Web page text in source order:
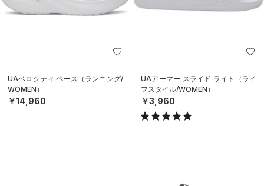
UAベロシティ ペース（ランニング/
WOMEN）
￥14,960
UAアーマー スライド ライト（ライ
フスタイル/WOMEN）
￥3,960